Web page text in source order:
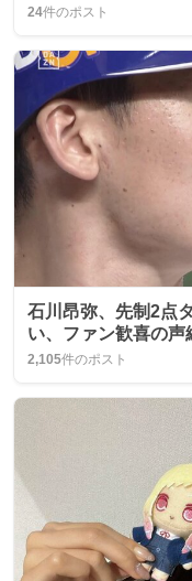
24件のポスト
石川昂弥、先制2点
い、ファン歓喜の声
2,105件のポスト